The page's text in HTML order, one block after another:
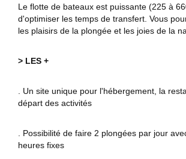
Le flotte de bateaux est puissante (225 à
d'optimiser les temps de transfert. Vous
les plaisirs de la plongée et les joies de la
> LES +
. Un site unique pour l'hébergement, la
départ des activités
. Possibilité de faire 2 plongées par jour
heures fixes